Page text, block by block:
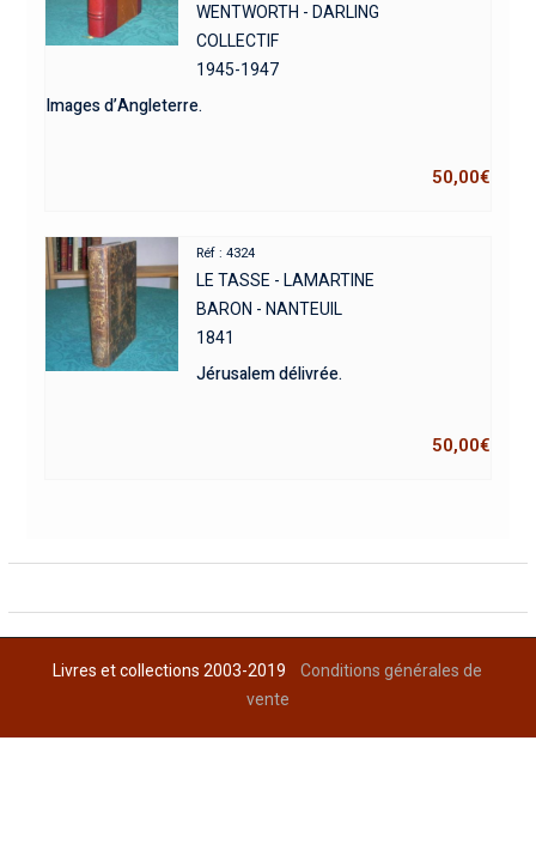
WENTWORTH - DARLING
COLLECTIF
1945-1947
Images d’Angleterre.
50,00€
Réf : 4324
LE TASSE - LAMARTINE
BARON - NANTEUIL
1841
Jérusalem délivrée.
50,00€
Livres et collections 2003-2019Conditions générales de
vente